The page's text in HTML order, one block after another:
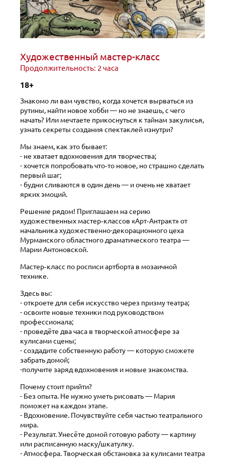
Художественный мастер-класс
Продолжительность: 2 часа
18+
Знакомо ли вам чувство, когда хочется вырваться из
рутины, найти новое хобби — но не знаешь, с чего
начать? Или мечтаете прикоснуться к тайнам закулисья,
узнать секреты создания спектаклей изнутри?
Мы знаем, как это бывает:
- не хватает вдохновения для творчества;
- хочется попробовать что‑то новое, но страшно сделать
первый шаг;
- будни сливаются в один день — и очень не хватает
ярких эмоций.
Решение рядом! Приглашаем на серию
художественных мастер‑классов «Арт‑Антракт» от
начальника художественно-декорационного цеха
Мурманского областного драматического театра —
Марии Антоновской.
Мастер‑класс по росписи артборта в мозаичной
технике.
Здесь вы:
- откроете для себя искусство через призму театра;
- освоите новые техники под руководством
профессионала;
- проведёте два часа в творческой атмосфере за
кулисами сцены;
- создадите собственную работу — которую сможете
забрать домой;
-получите заряд вдохновения и новые знакомства.
Почему стоит прийти?
- Без опыта. Не нужно уметь рисовать — Мария
поможет на каждом этапе.
- Вдохновение. Почувствуйте себя частью театрального
мира.
- Результат. Унесёте домой готовую работу — картину
или расписанную маску/шкатулку.
- Атмосфера. Творческая обстановка за кулисами театра